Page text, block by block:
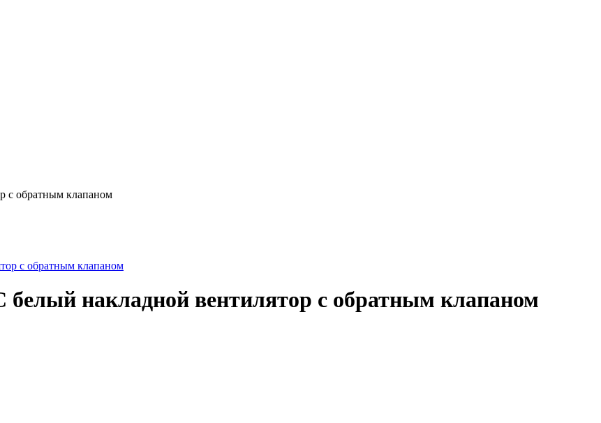
с обратным клапаном
белый накладной вентилятор с обратным клапаном